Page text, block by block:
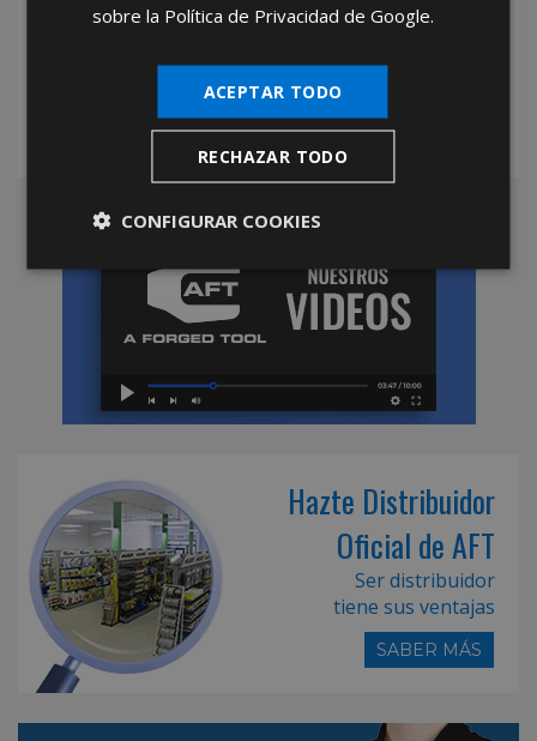
*Abstenerse particulares, sólo venta a tiendas y empresas minoristas y
Hazte Distribuidor
Oficial de AFT
Ser distribuidor
tiene sus ventajas
SABER MÁS
sobre la Política de Privacidad de Google.
ACEPTAR TODO
RECHAZAR TODO
CONFIGURAR COOKIES